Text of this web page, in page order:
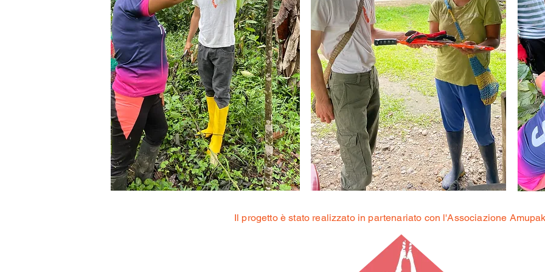
Il progetto è stato realizzato in partenariato con l'Associazione